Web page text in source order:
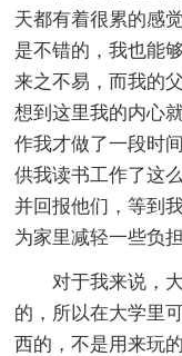
天都有着很累的感
是不错的，我也能
来之不易，而我的
想到这里我的内心
作我才做了一段时
供我读书工作了这
并回报他们，等到
为家里减轻一些负担
对于我来说，
的，所以在大学里
西的，不是用来玩